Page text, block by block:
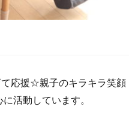
応援☆親子のキラキラ笑顔
活動しています。